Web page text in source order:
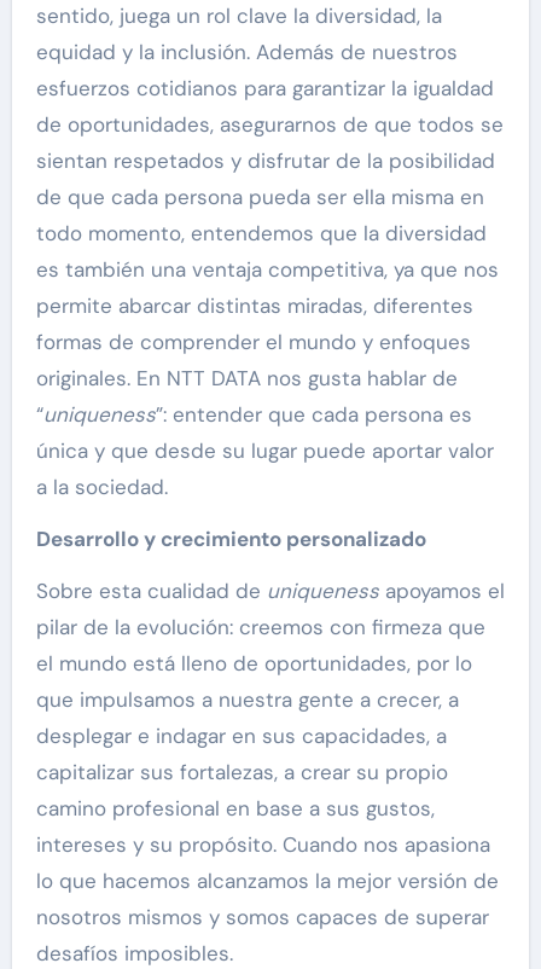
sentido, juega un rol clave la diversidad, la
equidad y la inclusión. Además de nuestros
esfuerzos cotidianos para garantizar la igualdad
de oportunidades, asegurarnos de que todos se
sientan respetados y disfrutar de la posibilidad
de que cada persona pueda ser ella misma en
todo momento, entendemos que la diversidad
es también una ventaja competitiva, ya que nos
permite abarcar distintas miradas, diferentes
formas de comprender el mundo y enfoques
originales. En NTT DATA nos gusta hablar de
“uniqueness”: entender que cada persona es
única y que desde su lugar puede aportar valor
a la sociedad.
Desarrollo y crecimiento personalizado
Sobre esta cualidad de uniquenessapoyamos el
pilar de la evolución: creemos con firmeza que
el mundo está lleno de oportunidades, por lo
que impulsamos a nuestra gente a crecer, a
desplegar e indagar en sus capacidades, a
capitalizar sus fortalezas, a crear su propio
camino profesional en base a sus gustos,
intereses y su propósito. Cuando nos apasiona
lo que hacemos alcanzamos la mejor versión de
nosotros mismos y somos capaces de superar
desafíos imposibles.